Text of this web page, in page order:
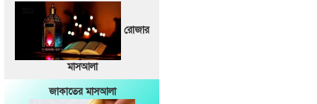
রোজার
মাসআলা
জাকাতের মাসআলা